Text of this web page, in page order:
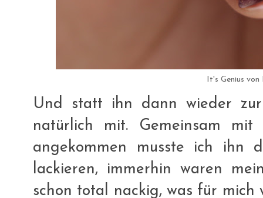
It's Genius von
Und statt ihn dann wieder
natürlich mit. Gemeinsam
angekommen musste ich ihn
lackieren, immerhin waren
schon total nackig, was für mich